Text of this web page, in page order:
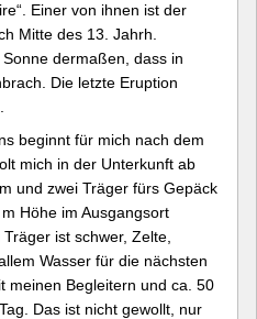
Einer von ihnen ist der
Mitte des 13. Jahrh.
dermaßen, dass in
Die letzte Eruption
beginnt für mich nach dem
mich in der Unterkunft ab
und zwei Träger fürs Gepäck
Höhe im Ausgangsort
ist schwer, Zelte,
Wasser für die nächsten
meinen Begleitern und ca. 50
Das ist nicht gewollt, nur